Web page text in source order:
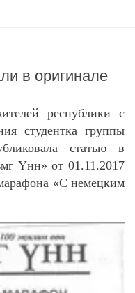
на 2-ое
в оригинале
республики с
студентка группы
статью в
Yнн» от 01.11.2017
«С немецким